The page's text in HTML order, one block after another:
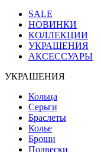
SALE
НОВИНКИ
КОЛЛЕКЦИИ
УКРАШЕНИЯ
АКСЕССУАРЫ
УКРАШЕНИЯ
Кольца
Серьги
Браслеты
Колье
Броши
Подвески